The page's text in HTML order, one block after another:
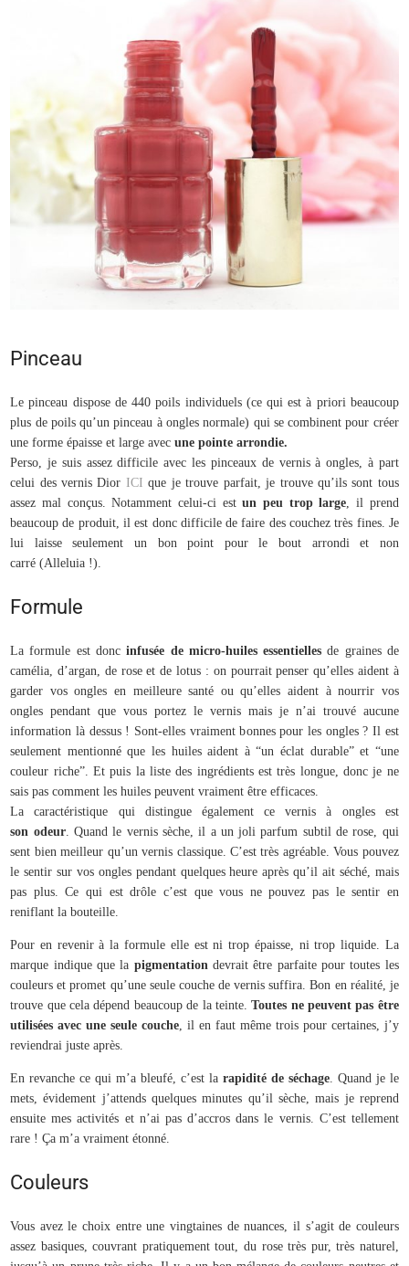
Pinceau
Le pinceau dispose de 440 poils individuels (ce qui est à priori beaucoup
plus de poils qu’un pinceau à ongles normale) qui se combinent pour créer
une forme épaisse et large avecune pointe arrondie.
Perso, je suis assez difficile avec les pinceaux de vernis à ongles, à part
celui des vernis Dior ICI que je trouve parfait, je trouve qu’ils sont tous
assez mal conçus. Notamment celui-ci estun peu trop large, il prend
beaucoup de produit, il est donc difficile de faire des couchez très fines. Je
lui laisse seulement un bon point pour le bout arrondi et non
carré (Alleluia !).
Formule
La formule est doncinfusée de micro-huiles essentielles de graines de
camélia, d’argan, de rose et de lotus : on pourrait penser qu’elles aident à
garder vos ongles en meilleure santé ou qu’elles aident à nourrir vos
ongles pendant que vous portez le vernis mais je n’ai trouvé aucune
information là dessus ! Sont-elles vraiment bonnes pour les ongles ? Il est
seulement mentionné que les huiles aident à “un éclat durable” et “une
couleur riche”. Et puis la liste des ingrédients est très longue, donc je ne
sais pas comment les huiles peuvent vraiment être efficaces.
La caractéristique qui distingue également ce vernis à ongles est
son odeur. Quand le vernis sèche, il a un joli parfum subtil de rose, qui
sent bien meilleur qu’un vernis classique. C’est très agréable. Vous pouvez
le sentir sur vos ongles pendant quelques heure après qu’il ait séché, mais
pas plus. Ce qui est drôle c’est que vous ne pouvez pas le sentir en
reniflant la bouteille.
Pour en revenir à la formule elle est ni trop épaisse, ni trop liquide. La
marque indique que la pigmentationdevrait être parfaite pour toutes les
couleurs et promet qu’une seule couche de vernis suffira. Bon en réalité, je
trouve que cela dépend beaucoup de la teinte.Toutes ne peuvent pas être
utilisées avec une seule couche, il en faut même trois pour certaines, j’y
reviendrai juste après.
En revanche ce qui m’a bleufé, c’est la rapidité de séchage. Quand je le
mets, évidement j’attends quelques minutes qu’il sèche, mais je reprend
ensuite mes activités et n’ai pas d’accros dans le vernis. C’est tellement
rare ! Ça m’a vraiment étonné.
Couleurs
Vous avez le choix entre une vingtaines de nuances, il s’agit de couleurs
assez basiques, couvrant pratiquement tout, du rose très pur, très naturel,